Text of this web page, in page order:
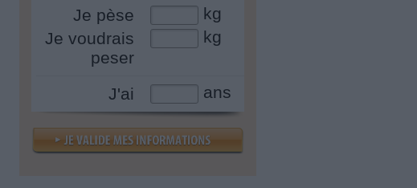
Je pèse
kg
Je voudrais
peser
kg
J'ai ans